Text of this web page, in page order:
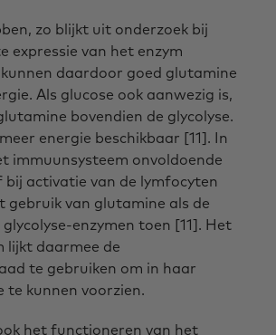
zo blijkt uit onderzoek bij
expressie van het enzym
daardoor goed glutamine
Als glucose ook aanwezig is,
bovendien de glycolyse.
energie beschikbaar [11]. In
immuunsysteem onvoldoende
activatie van de lymfocyten
gebruik van glutamine als de
enzymen toen [11]. Het
lijkt daarmee de
te gebruiken om in haar
te kunnen voorzien.
het functioneren van het